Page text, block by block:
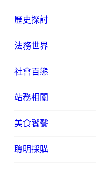
歷史探討
法務世界
社會百態
站務相關
美食饕餮
聰明採購